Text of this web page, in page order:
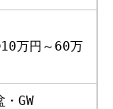
万円～60万
GW